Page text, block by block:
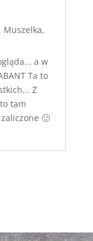
, Muszelka,
a w
Ta to
Z
tam
🙂